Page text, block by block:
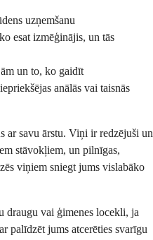
uzņemšanu
esat izmēģinājis, un tās
un to, ko gaidīt
anālās vai taisnās
ar savu ārstu. Viņi ir redzējuši un
stāvokļiem, un pilnīgas,
viņiem sniegt jums vislabāko
draugu vai ģimenes locekli, ja
palīdzēt jums atcerēties svarīgu